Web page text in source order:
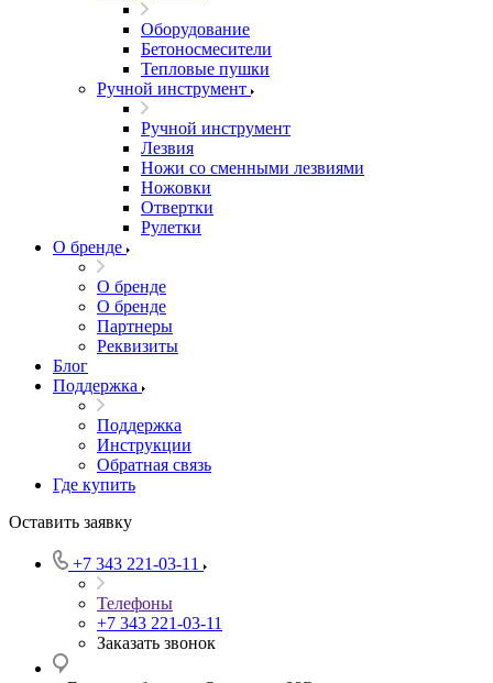
Оборудование
Бетоносмесители
Тепловые пушки
Ручной инструмент
Ручной инструмент
Лезвия
Ножи со сменными лезвиями
Ножовки
Отвертки
Рулетки
О бренде
О бренде
О бренде
Партнеры
Реквизиты
Блог
Поддержка
Поддержка
Инструкции
Обратная связь
Где купить
Оставить заявку
+7 343 221-03-11
Телефоны
+7 343 221-03-11
Заказать звонок